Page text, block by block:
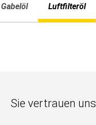
Gabelöl Luftfilteröl
Sie vertrauen uns